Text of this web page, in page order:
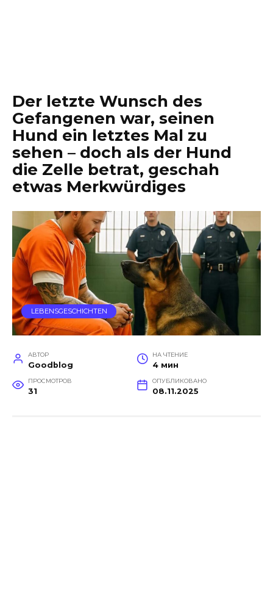
Der letzte Wunsch des
Gefangenen war, seinen
Hund ein letztes Mal zu
sehen – doch als der Hund
die Zelle betrat, geschah
etwas Merkwürdiges
LEBENSGESCHICHTEN
АВТОР
Goodblog
НА ЧТЕНИЕ
4 мин
ПРОСМОТРОВ
31
ОПУБЛИКОВАНО
08.11.2025